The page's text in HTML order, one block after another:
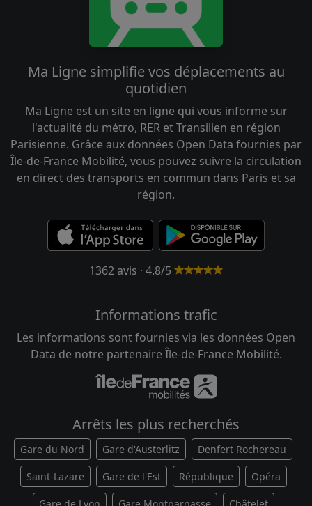
Ma Ligne simplifie vos déplacements au
quotidien
Ma Ligne est un site en ligne qui vous informe sur
l'actualité du métro, RER et Transilien en région
Parisienne. Grâce aux données Open Data fournies par
Île-de-France Mobilité, vous pouvez suivre la circulation
en direct des transports en commun dans Paris et sa
région.
1362 avis · 4.8/5
Informations trafic
Les informations sont fournies via les données Open
Data de notre partenaire Île-de-France Mobilité.
Arrêts les plus recherchés
Gare du Nord Gare d'Austerlitz Denfert Rochereau
Saint-Lazare Gare de l'Est République Opéra